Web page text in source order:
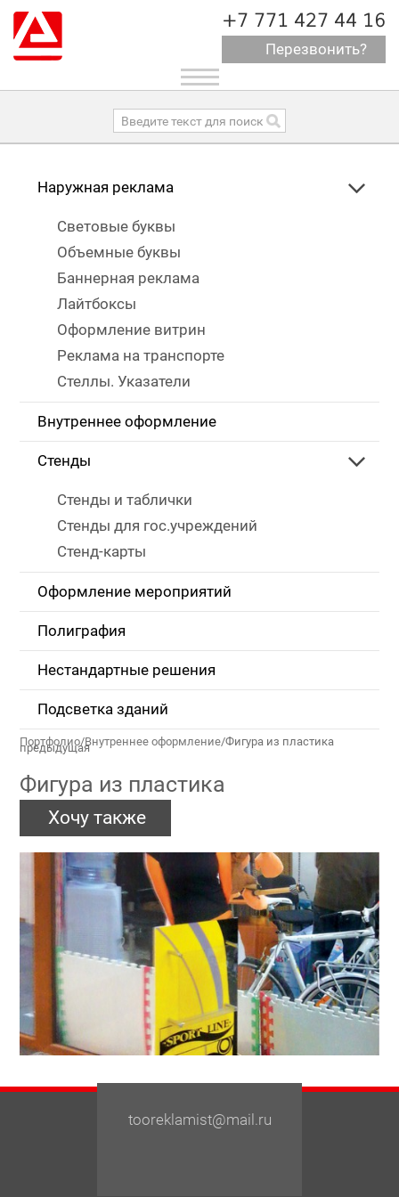
+7 771 427 44 16
Перезвонить?
Toggle
navigation
Наружная реклама
Световые буквы
Объемные буквы
Баннерная реклама
Лайтбоксы
Оформление витрин
Реклама на транспорте
Стеллы. Указатели
Внутреннее оформление
Стенды
Стенды и таблички
Стенды для гос.учреждений
Стенд-карты
Оформление мероприятий
Полиграфия
Нестандартные решения
Подсветка зданий
Портфолио/Внутреннее оформление/Фигура из пластика
Фигура из пластика
Хочу также
предыдущая
tooreklamist@mail.ru